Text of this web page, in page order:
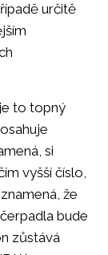
určitě
to topný
si
vyšší číslo,
že
bude
zůstává